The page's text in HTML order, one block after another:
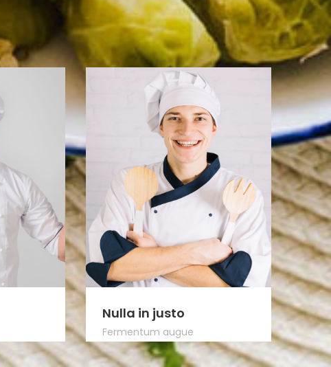
Nulla in justo
Fermentum augue